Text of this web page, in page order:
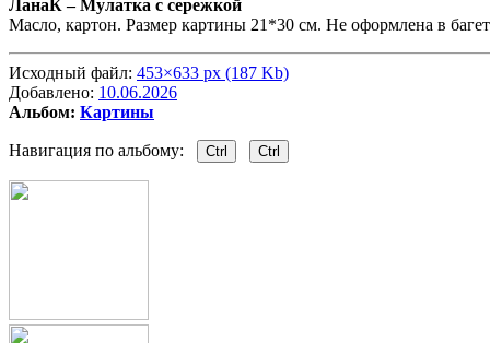
ЛанаК –Мулатка с сережкой
Масло, картон. Размер картины 21*30 см. Не оформлена в
Исходный файл: 453×633 px (187 Kb)
Добавлено: 10.06.2026
Альбом: Картины
Навигация по альбому: Ctrl Ctrl